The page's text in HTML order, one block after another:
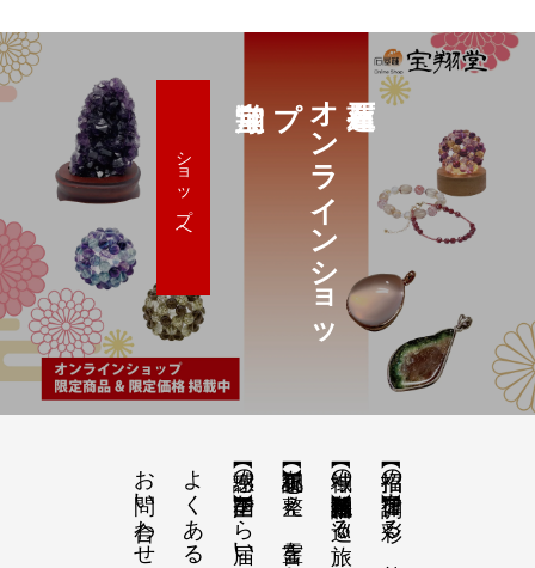
オ
ン
ラ
イ
ン
シ
ョ
ッ
プ
ショップへ
【招福の調律】日々を彩る、懐守り
【神域の系譜】神社仏閣・自然を巡る旅
よくあるご質問
お問い合わせ